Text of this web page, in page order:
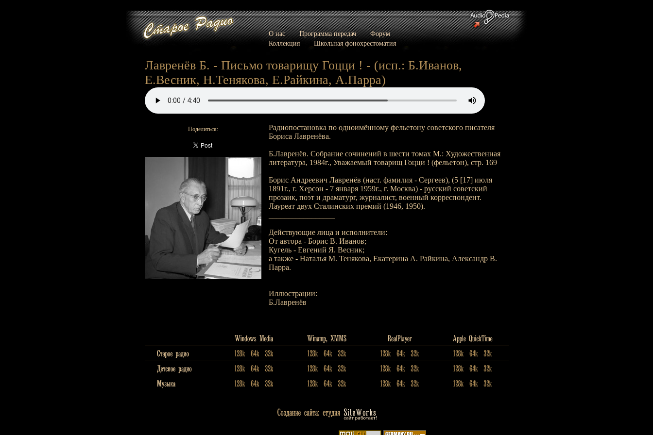
О нас Программа передач
Форум
Коллекция
Школьная фонохрестоматия
Лавренёв Б. - Письмо товарищу Гоцци ! - (исп.: Б.Иванов,
Е.Весник, Н.Тенякова, Е.Райкина, А.Парра)
Поделиться:
Радиопостановка по одноимённому фельетону советского писателя
Бориса Лавренёва.
Б.Лавренёв. Собрание сочинений в шести томах М.: Художественная
литература, 1984г., Уважаемый товарищ Гоцци ! (фельетон), стр. 169
Борис Андреевич Лавренёв (наст. фамилия - Сергеев), (5 [17] июля
1891г., г. Херсон - 7 января 1959г., г. Москва) - русский советский
прозаик, поэт и драматург, журналист, военный корреспондент.
Лауреат двух Сталинских премий (1946, 1950).
Действующие лица и исполнители:
От автора - Борис В. Иванов;
Кугель - Евгений Я. Весник;
а также - Наталья М. Тенякова, Екатерина А. Райкина, Александр В.
Парра.
Иллюстрации:
Б.Лавренёв